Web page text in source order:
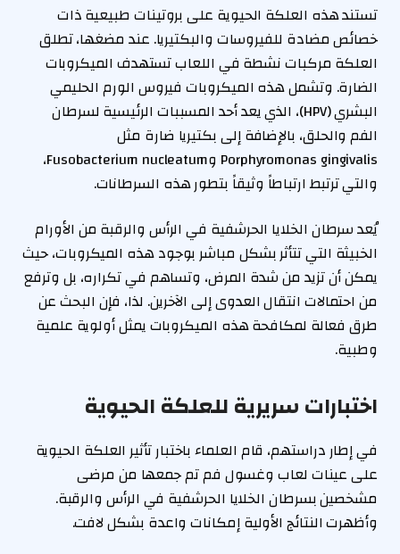
تستند هذه العلكة الحيوية على بروتينات طبيعية ذات
خصائص مضادة للفيروسات والبكتيريا. عند مضغها، تطلق
العلكة مركبات نشطة في اللعاب تستهدف الميكروبات
الضارة. وتشمل هذه الميكروبات فيروس الورم الحليمي
البشري (HPV)، الذي يعد أحد المسببات الرئيسية لسرطان
الفم والحلق، بالإضافة إلى بكتيريا ضارة مثل
Porphyromonas gingivalis وFusobacterium nucleatum،
والتي ترتبط ارتباطاً وثيقاً بتطور هذه السرطانات.
يُعد سرطان الخلايا الحرشفية في الرأس والرقبة من الأورام
الخبيثة التي تتأثر بشكل مباشر بوجود هذه الميكروبات، حيث
يمكن أن تزيد من شدة المرض، وتساهم في تكراره، بل وترفع
من احتمالات انتقال العدوى إلى الآخرين. لذا، فإن البحث عن
طرق فعالة لمكافحة هذه الميكروبات يمثل أولوية علمية
وطبية.
اختبارات سريرية للعلكة الحيوية
في إطار دراستهم، قام العلماء باختبار تأثير العلكة الحيوية
على عينات لعاب وغسول فم تم جمعها من مرضى
مشخصين بسرطان الخلايا الحرشفية في الرأس والرقبة.
وأظهرت النتائج الأولية إمكانات واعدة بشكل لافت.